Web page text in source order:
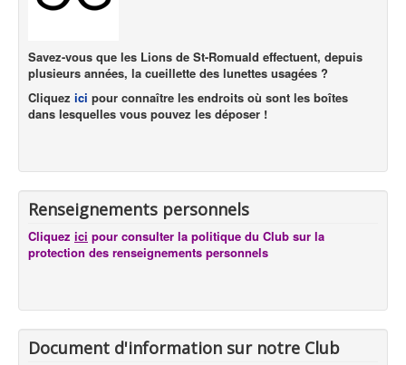
Savez-vous que les Lions de St-Romuald effectuent, depuis
plusieurs années, la cueillette des lunettes usagées ?
Cliquez ici pour connaître les endroits où sont les boîtes
dans lesquelles vous pouvez les déposer !
Renseignements personnels
Cliquez ici pour consulter la politique du Club sur la
protection des renseignements personnels
Document d'information sur notre Club